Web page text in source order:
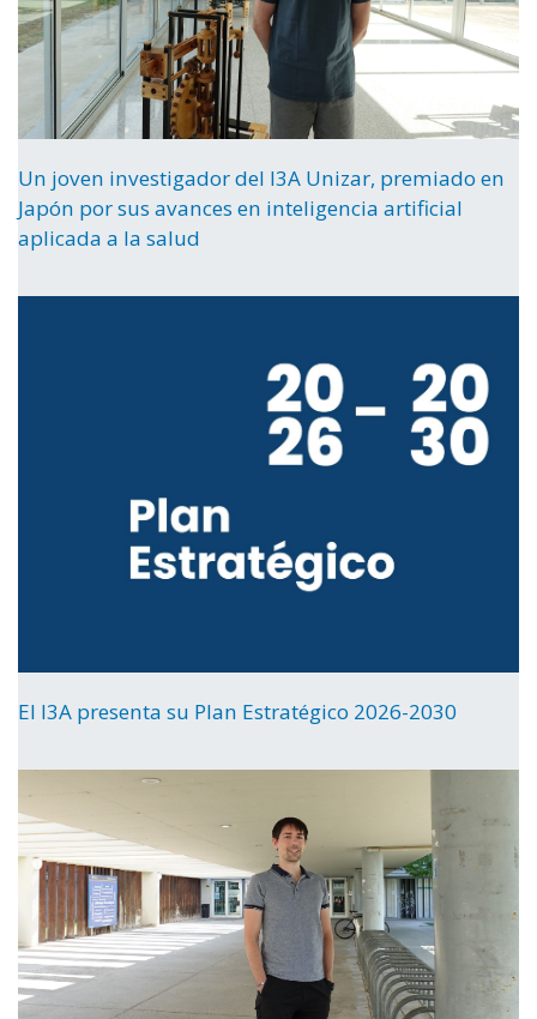
Un joven investigador del I3A Unizar, premiado en
Japón por sus avances en inteligencia artificial
aplicada a la salud
El I3A presenta su Plan Estratégico 2026-2030